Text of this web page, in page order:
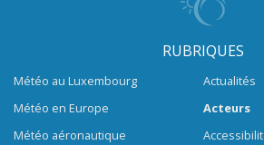
RUBRIQUES
Météo au Luxembourg
Météo en Europe
Météo aéronautique
Actualités
Acteurs